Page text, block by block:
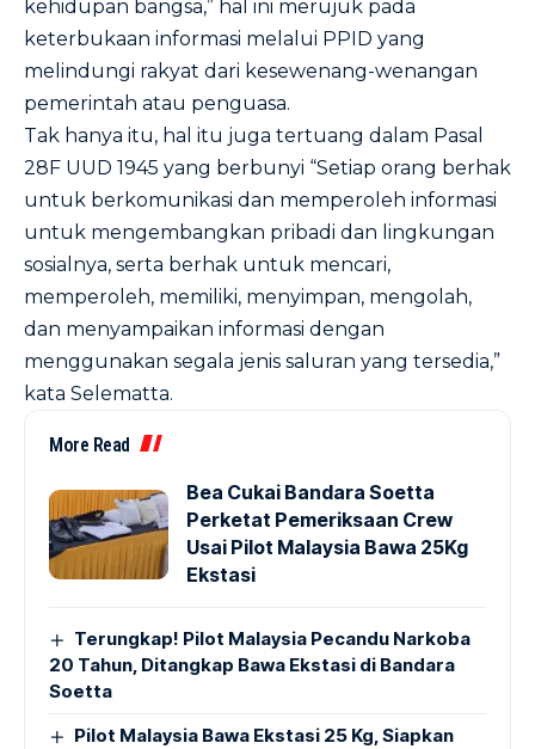
kehidupan bangsa,” hal ini merujuk pada
keterbukaan informasi melalui PPID yang
melindungi rakyat dari kesewenang-wenangan
pemerintah atau penguasa.
Tak hanya itu, hal itu juga tertuang dalam Pasal
28F UUD 1945 yang berbunyi “Setiap orang berhak
untuk berkomunikasi dan memperoleh informasi
untuk mengembangkan pribadi dan lingkungan
sosialnya, serta berhak untuk mencari,
memperoleh, memiliki, menyimpan, mengolah,
dan menyampaikan informasi dengan
menggunakan segala jenis saluran yang tersedia,”
kata Selematta.
More Read
Bea Cukai Bandara Soetta
Perketat Pemeriksaan Crew
Usai Pilot Malaysia Bawa 25Kg
Ekstasi
Terungkap! Pilot Malaysia Pecandu Narkoba
20 Tahun, Ditangkap Bawa Ekstasi di Bandara
Soetta
Pilot Malaysia Bawa Ekstasi 25 Kg, Siapkan